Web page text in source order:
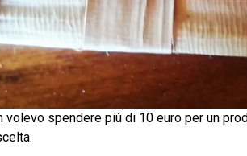
volevo spendere più di 10 euro per un